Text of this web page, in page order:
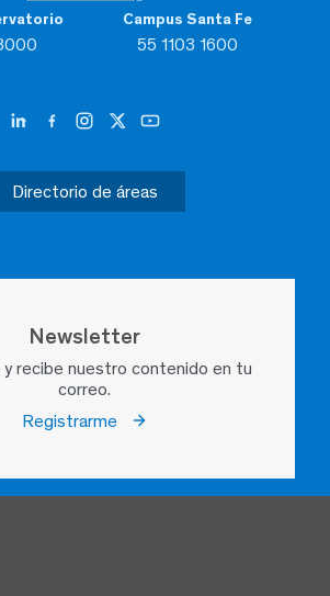
Campus Santa Fe
55 1103 1600
Directorio de áreas
Newsletter
recibe nuestro contenido en tu
correo.
Registrarme